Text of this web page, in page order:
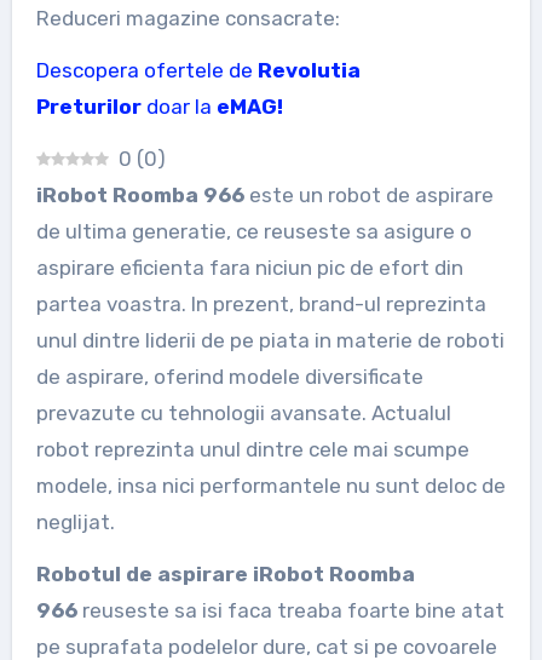
Reduceri magazine consacrate:
Descopera ofertele de Revolutia
Preturilor doar la eMAG!
0 (0)
iRobot Roomba 966 este un robot de aspirare
de ultima generatie, ce reuseste sa asigure o
aspirare eficienta fara niciun pic de efort din
partea voastra. In prezent, brand-ul reprezinta
unul dintre liderii de pe piata in materie de roboti
de aspirare, oferind modele diversificate
prevazute cu tehnologii avansate. Actualul
robot reprezinta unul dintre cele mai scumpe
modele, insa nici performantele nu sunt deloc de
neglijat.
Robotul de aspirare iRobot Roomba
966 reuseste sa isi faca treaba foarte bine atat
pe suprafata podelelor dure, cat si pe covoarele